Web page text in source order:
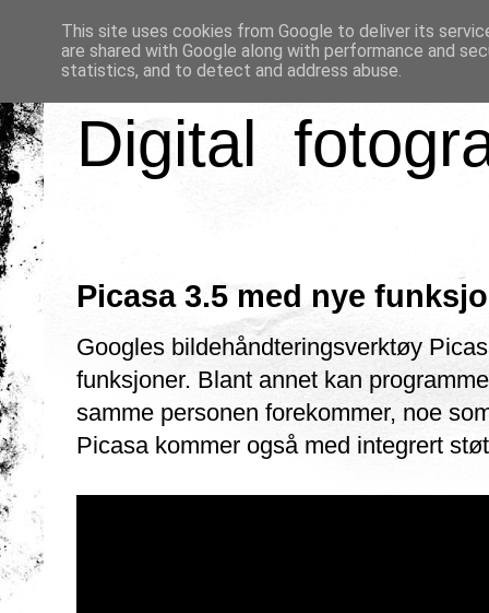
Digital
Picasa 3.5 med nye
Googles bildehåndteringsverktøy
funksjoner. Blant annet kan
samme personen forekommer, noe
Picasa kommer også med integrert
This site uses cookies from Google to deliver its
are shared with Google along with performance and
statistics, and to detect and address abuse.